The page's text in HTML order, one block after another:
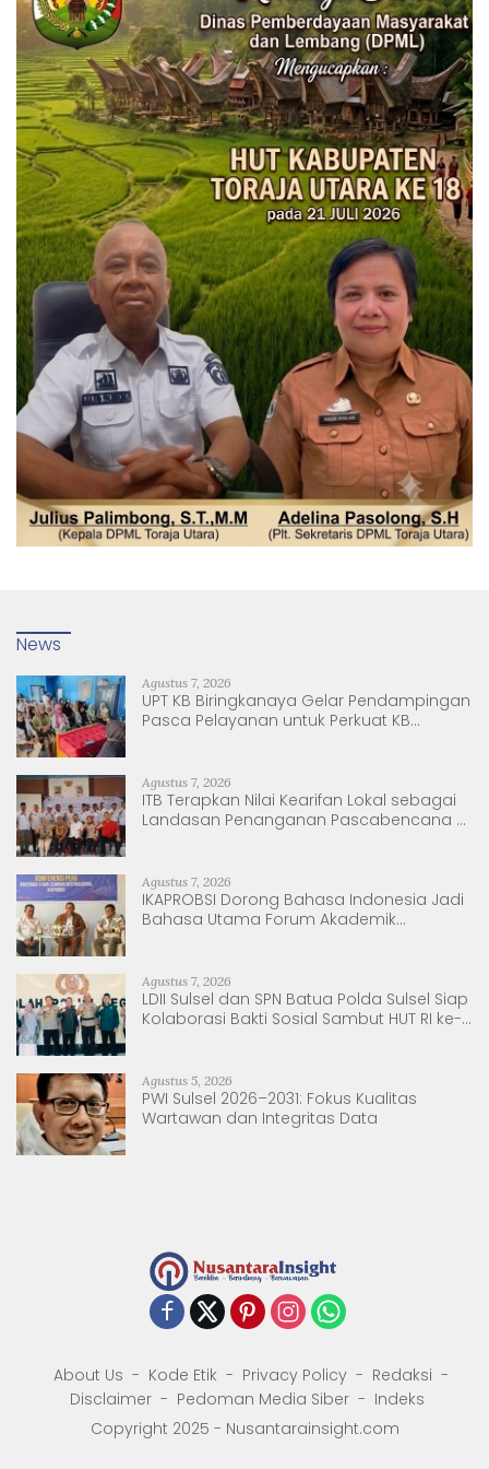
News
Agustus 7, 2026
UPT KB Biringkanaya Gelar Pendampingan
Pasca Pelayanan untuk Perkuat KB
Agustus 7, 2026
ITB Terapkan Nilai Kearifan Lokal sebagai
Landasan Penanganan Pascabencana di
Agustus 7, 2026
IKAPROBSI Dorong Bahasa Indonesia Jadi
Bahasa Utama Forum Akademik
Agustus 7, 2026
LDII Sulsel dan SPN Batua Polda Sulsel Siap
Kolaborasi Bakti Sosial Sambut HUT RI ke-
Agustus 5, 2026
PWI Sulsel 2026–2031: Fokus Kualitas
Wartawan dan Integritas Data
About Us Kode Etik Privacy Policy
Redaksi
Disclaimer
Pedoman Media Siber
Indeks
Copyright 2025 - Nusantarainsight.com